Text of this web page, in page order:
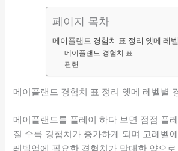
페이지 목차
메이플랜드 경험치 표 정리 옛메 레
메이플랜드 경험치 표
관련
메이플랜드 경험치 표 정리 옛메 레벨별
메이플랜드를 플레이 하다 보면 점점 플
질 수록 경험치가 증가하게 되며 고레벨
레벨업에 필요한 경험치가 막대한 양으